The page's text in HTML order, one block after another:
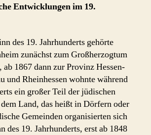
Entwicklungen im 19.
des 19. Jahrhunderts gehörte
zunächst zum Großherzogtum
ab 1867 dann zur Provinz Hessen-
und Rheinhessen wohnte während
ein großer Teil der jüdischen
Land, das heißt in Dörfern oder
Gemeinden organisierten sich
des 19. Jahrhunderts, erst ab 1848